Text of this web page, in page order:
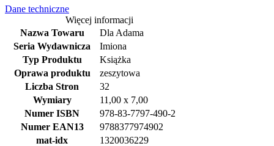
Dane techniczne
Więcej informacji
Nazwa Towaru
Dla Adama
Seria Wydawnicza
Imiona
Typ Produktu
Książka
Oprawa produktu
zeszytowa
Liczba Stron
32
Wymiary
11,00 x 7,00
Numer ISBN
978-83-7797-490-2
Numer EAN13
9788377974902
mat-idx
1320036229